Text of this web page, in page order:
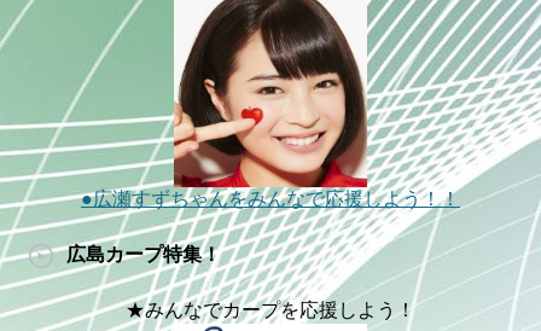
●広瀬すずちゃんをみんなで応援しよう！！
広島カープ特集！
★みんなでカープを応援しよう！